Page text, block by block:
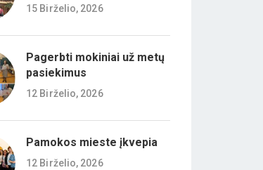
15 Birželio, 2026
Pagerbti mokiniai už metų
pasiekimus
12 Birželio, 2026
Pamokos mieste įkvepia
12 Birželio, 2026